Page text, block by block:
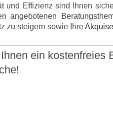
und Effizienz sind Ihnen
angebotenen
zu steigern sowie IhreAkquise
ein kostenfreies